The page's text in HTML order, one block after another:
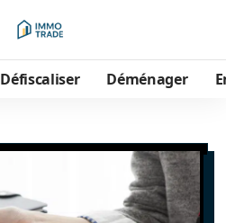
Défiscaliser Déménager